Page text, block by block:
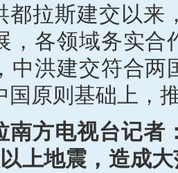
都拉斯建交以来
，各领域务实合
中洪建交符合
国原则基础上，
南方电视台记者
上地震，造成